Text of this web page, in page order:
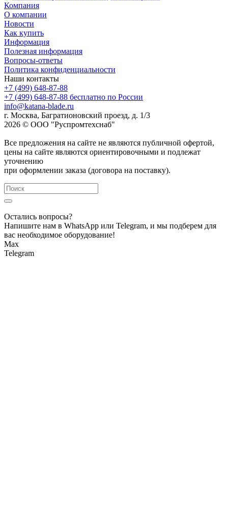
Компания
О компании
Новости
Как купить
Информация
Полезная информация
Вопросы-ответы
Политика конфиденциальности
Наши контакты
+7 (499) 648-87-88
+7 (499) 648-87-88 бесплатно по России
info@katana-blade.ru
г. Москва, Багратионовский проезд, д. 1/3
2026 © ООО "Руспромтехснаб"
Все предложения на сайте не являются публичной офертой,
цены на сайте являются ориентировочными и подлежат
уточнению
при оформлении заказа (договора на поставку).
Остались вопросы?
Напишите нам в WhatsApp или Telegram, и мы подберем для
вас необходимое оборудование!
Max
Telegram